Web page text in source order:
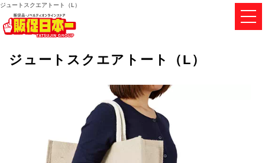
ジュートスクエアトート（L）
ジュートスクエアトート（L）